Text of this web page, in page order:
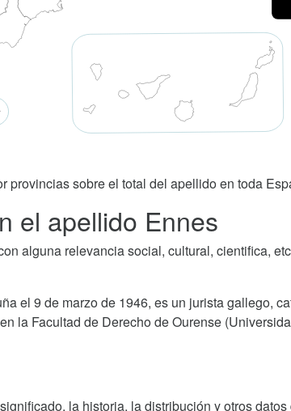
provincias sobre el total del apellido en toda
el apellido Ennes
alguna relevancia social, cultural, cientifica,
el 9 de marzo de 1946, es un jurista gallego,
la Facultad de Derecho de Ourense
la historia, la distribución y otros